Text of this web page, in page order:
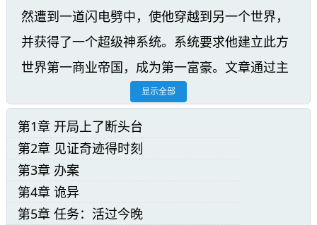
然遭到一道闪电劈中，使他穿越到另一个世界，
并获得了一个超级神系统。系统要求他建立此方
世界第一商业帝国，成为第一富豪。文章通过主
人公视角展示了当时社会的残酷和无奈，以及主
人公因意外穿越而得到的机会。这个故事充满了
未知和惊喜，引人入胜，让人产生强烈的好奇心
和阅读欲望。
大唐：我妈是武则天小说精彩阅读:
显示全部
第1章 开局上了断头台
第2章 见证奇迹得时刻
第3章 办案
第4章 诡异
第5章 任务：活过今晚